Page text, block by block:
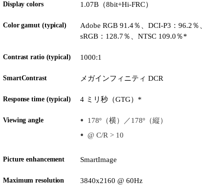
Display colors 1.07B（8bit+Hi-FRC）
Color gamut (typical)
Adobe RGB 91.4％、DCI-P3：96.2％、
sRGB：128.7％、NTSC 109.0％*
Contrast ratio (typical) 1000:1
SmartContrast メガインフィニティ DCR
Response time (typical) 4 ミリ秒（GTG）*
Viewing angle
178º（横）／178º（縦）
@ C/R > 10
Picture enhancement SmartImage
Maximum resolution 3840x2160 @ 60Hz